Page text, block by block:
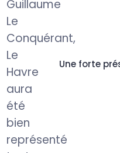
Une forte